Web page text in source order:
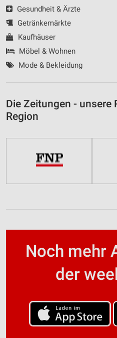
Gesundheit & Ärzte
Getränkemärkte
Kaufhäuser
Möbel & Wohnen
Mode & Bekleidung
Die Zeitungen - unsere
Region
Noch mehr
der